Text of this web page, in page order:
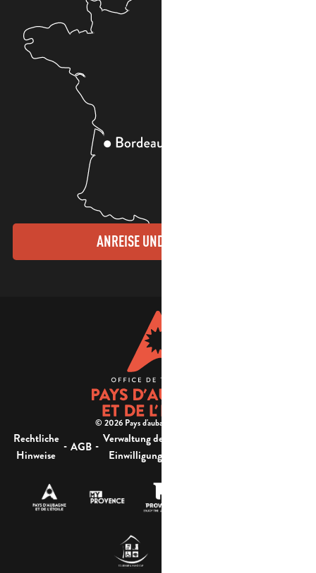
ANREISE UND KONTAKTE
© 2026 Pays d'aubagne et de l'étoile -
Rechtliche
Hinweise
- AGB - Verwaltung der
Einwilligung